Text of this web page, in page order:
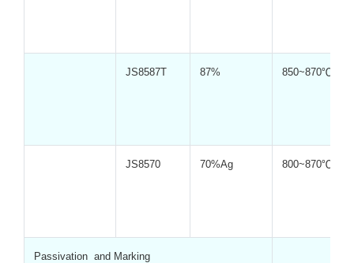
JS8587T 87% 850~870℃
JS8570 70%Ag 800~870℃
Passivation and Marking